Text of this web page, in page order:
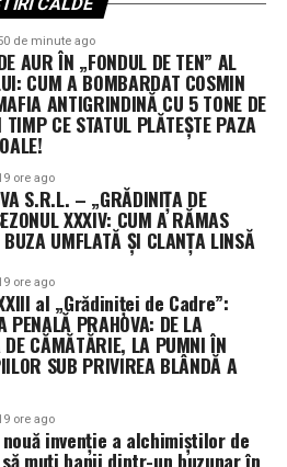
opoziției, contestând
a fost gestionată
Guido Crosetto, a respins
a fost aprobată încă din
rezoluții care permitea
regiunile geografice deja
tehnologică și riscul
așteptările multor aleși de
și câmp de
Iranului
misiunea din Golf are
CALDE
de minute ago
AUR ÎN „FONDUL DE TEN” AL
CUM A BOMBARDAT COSMIN
ANTIGRINDINĂ CU 5 TONE DE
CE STATUL PLĂTEȘTE PAZA
ore ago
S.R.L. – „GRĂDINIȚA DE
XXXIV: CUM A RĂMAS
UMFLATĂ ȘI CLANȚA LINSĂ
ore ago
al „Grădiniței de Cadre”:
PENALĂ PRAHOVA: DE LA
DE CĂMĂTĂRIE, LA PUMNI ÎN
SUB PRIVIREA BLÂNDĂ A
ore ago
nouă invenție a alchimiștilor de
muți banii dintr-un buzunar în